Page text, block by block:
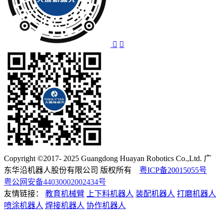
Copyright ©2017- 2025 Guangdong Huayan Robotics Co.,Ltd. 广
东华沿机器人股份有限公司 版权所有 粤ICP备20015055号
粤公网安备44030002002434号
友情链接：
教育机械臂 上下料机器人 装配机器人 打磨机器人
喷涂机器人 焊接机器人 协作机器人